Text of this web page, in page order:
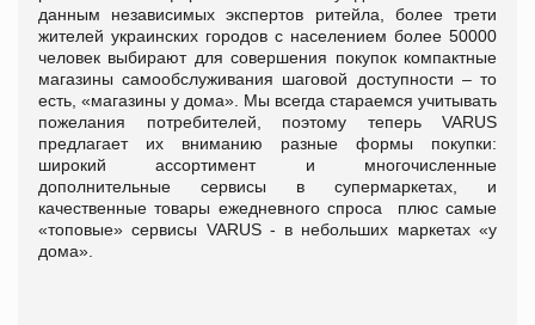
данным независимых экспертов ритейла, более трети
жителей украинских городов с населением более 50000
человек выбирают для совершения покупок компактные
магазины самообслуживания шаговой доступности – то
есть, «магазины у дома». Мы всегда стараемся учитывать
пожелания потребителей, поэтому теперь VARUS
предлагает их вниманию разные формы покупки:
широкий ассортимент и многочисленные
дополнительные сервисы в супермаркетах, и
качественные товары ежедневного спроса плюс самые
«топовые» сервисы VARUS - в небольших маркетах «у
дома».